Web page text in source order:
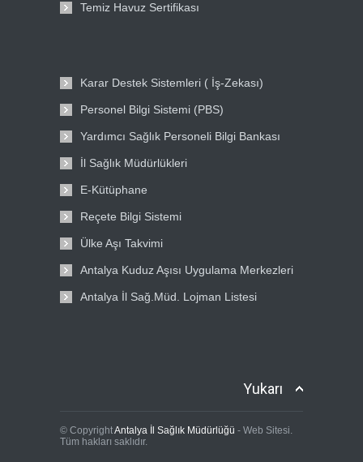
Temiz Havuz Sertifikası
Karar Destek Sistemleri ( İş-Zekası)
Personel Bilgi Sistemi (PBS)
Yardımcı Sağlık Personeli Bilgi Bankası
İl Sağlık Müdürlükleri
E-Kütüphane
Reçete Bilgi Sistemi
Ülke Aşı Takvimi
Antalya Kuduz Aşısı Uygulama Merkezleri
Antalya İl Sağ.Müd. Lojman Listesi
Yukarı
© CopyrightAntalya İl Sağlık Müdürlüğü - Web Sitesi.
Tüm hakları saklıdır.